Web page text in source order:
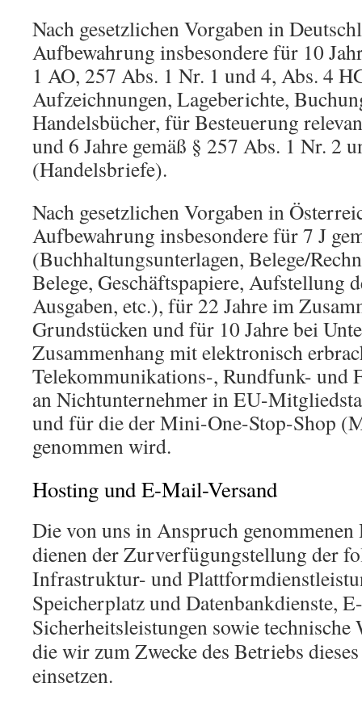
Nach gesetzlichen Vorgaben in
Aufbewahrung insbesondere für 10
1 AO, 257 Abs. 1 Nr. 1 und 4, Abs. 4
Aufzeichnungen, Lageberichte,
Handelsbücher, für Besteuerung
und 6 Jahre gemäß § 257 Abs. 1 Nr. 2
(Handelsbriefe).
Nach gesetzlichen Vorgaben in
Aufbewahrung insbesondere für 7 J
(Buchhaltungsunterlagen, Belege/
Belege, Geschäftspapiere, Aufstellung
Ausgaben, etc.), für 22 Jahre im
Grundstücken und für 10 Jahre bei
Zusammenhang mit elektronisch
Telekommunikations-, Rundfunk- und
an Nichtunternehmer in EU-
und für die der Mini-One-Stop-Shop
genommen wird.
Hosting und E-Mail-Versand
Die von uns in Anspruch
dienen der Zurverfügungstellung der
Infrastruktur- und
Speicherplatz und Datenbankdienste,
Sicherheitsleistungen sowie technische
die wir zum Zwecke des Betriebs
einsetzen.